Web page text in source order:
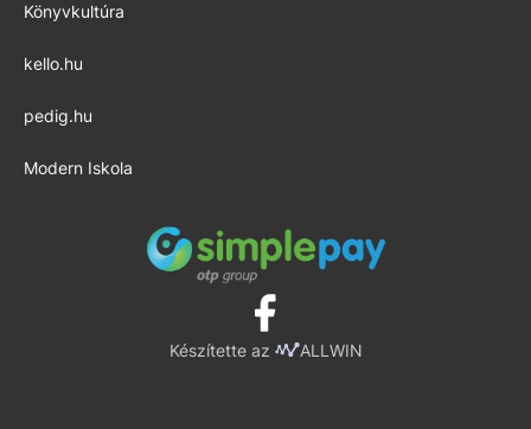
Könyvkultúra
kello.hu
pedig.hu
Modern Iskola
Készítette az ALLWIN